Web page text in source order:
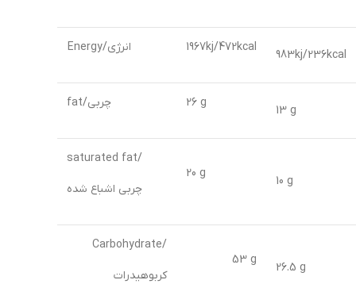
983kj/236kcal
1967kj/472kcal Energy/انرژی
13 g
26 g fat/چربی
10 g
20 g
saturated fat/
چربی اشباع شده
26.5 g
53 g
Carbohydrate/
کربوهیدرات